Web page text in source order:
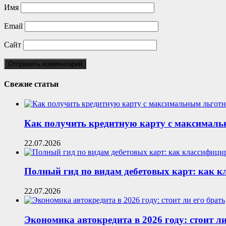
Имя
Email
Сайт
Свежие статьи
Как получить кредитную карту с
22.07.2026
Полный гид по видам дебетовых карт: как
22.07.2026
Экономика автокредита в 2026 году: стоит